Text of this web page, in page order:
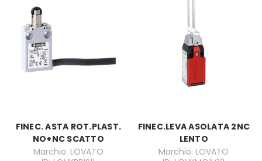
FINEC. ASTA ROT.PLAST.
NO+NC SCATTO
Marchio: LOVATO
FINEC.LEVA ASOLATA 2NC
LENTO
Marchio: LOVATO